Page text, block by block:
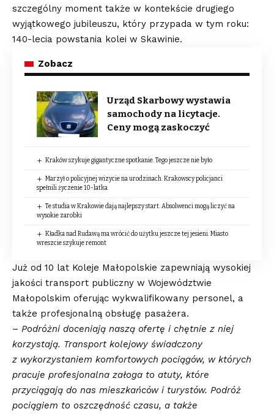
szczególny moment także w kontekście drugiego
wyjątkowego jubileuszu, który przypada w tym roku:
140-lecia powstania kolei w Skawinie.
Zobacz
Urząd Skarbowy wystawia
samochody na licytacje.
Ceny mogą zaskoczyć
Kraków szykuje gigantyczne spotkanie. Tego jeszcze nie było
Marzył o policyjnej wizycie na urodzinach. Krakowscy policjanci
spełnili życzenie 10-latka
Te studia w Krakowie dają najlepszy start. Absolwenci mogą liczyć na
wysokie zarobki
Kładka nad Rudawą ma wrócić do użytku jeszcze tej jesieni. Miasto
wreszcie szykuje remont
Już od 10 lat Koleje Małopolskie zapewniają wysokiej
jakości transport publiczny w Województwie
Małopolskim oferując wykwalifikowany personel, a
także profesjonalną obsługę pasażera.
– Podróżni doceniają naszą ofertę i chętnie z niej
korzystają. Transport kolejowy świadczony
z wykorzystaniem komfortowych pociągów, w których
pracuje profesjonalna załoga to atuty, które
przyciągają do nas mieszkańców i turystów. Podróż
pociągiem to oszczędność czasu, a także